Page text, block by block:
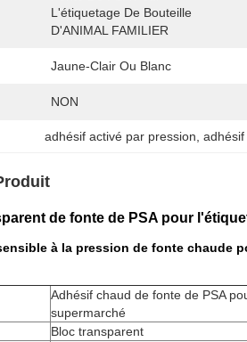
L'étiquetage De Bouteille
D'ANIMAL FAMILIER
Jaune-Clair Ou Blanc
NON
adhésif activé par pression ,
de fonte de PSA pour
à la pression de fonte chaude
Adhésif chaud de fonte de PSA
supermarché
Bloc transparent